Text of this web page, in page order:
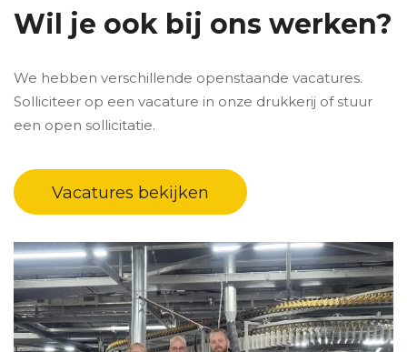
Wil je ook bij ons werken?
We hebben verschillende openstaande vacatures.
Solliciteer op een vacature in onze drukkerij of stuur
een open sollicitatie.
Vacatures bekijken